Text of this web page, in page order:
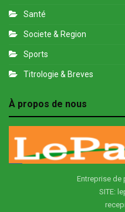
Santé
Societe & Region
Sports
Titrologie & Breves
À propos de nous
Entreprise de
SITE: